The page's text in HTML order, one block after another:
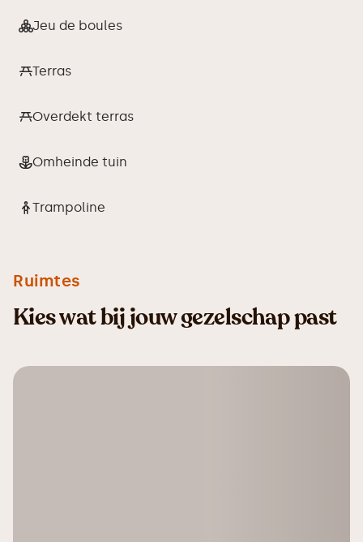
Jeu de boules
Terras
Overdekt terras
Omheinde tuin
Trampoline
Ruimtes
Kies wat bij jouw gezelschap past